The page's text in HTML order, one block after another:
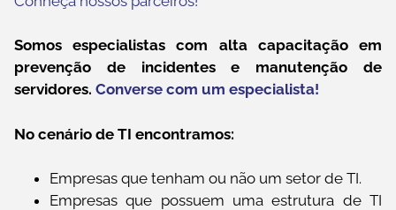
Somos especialistas com alta capacitação em
prevenção de incidentes e manutenção de
servidores. Converse com um especialista!
No cenário de TI encontramos:
Empresas que tenham ou não um setor de TI.
Empresas que possuem uma estrutura de TI